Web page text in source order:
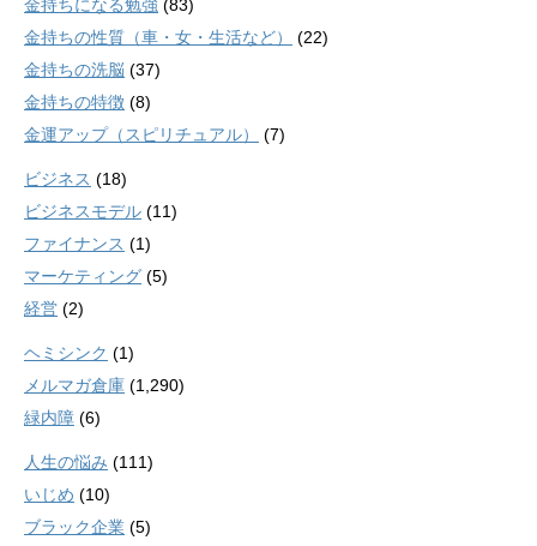
金持ちになる勉強 (83)
金持ちの性質（車・女・生活など）
(22)
金持ちの洗脳 (37)
金持ちの特徴 (8)
金運アップ（スピリチュアル）
(7)
ビジネス (18)
ビジネスモデル (11)
ファイナンス (1)
マーケティング (5)
経営 (2)
ヘミシンク (1)
メルマガ倉庫 (1,290)
緑内障 (6)
人生の悩み (111)
いじめ (10)
ブラック企業 (5)